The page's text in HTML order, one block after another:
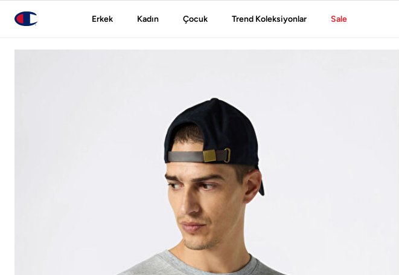
Erkek Kadın Çocuk Trend Koleksiyonlar Sale